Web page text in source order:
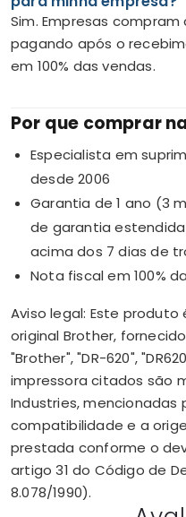
Sim. Empresas
pagando após o
em 100% das vendas.
Por que comprar
Especialista em
desde 2006
Garantia de 1 ano (3
de garantia
acima dos 7 dias de
Nota fiscal em 100%
Aviso legal: Este
original Brother,
"Brother", "DR-620",
impressora citados são
Industries, mencionadas
compatibilidade e a
prestada conforme o
artigo 31 do Código de
8.078/1990).